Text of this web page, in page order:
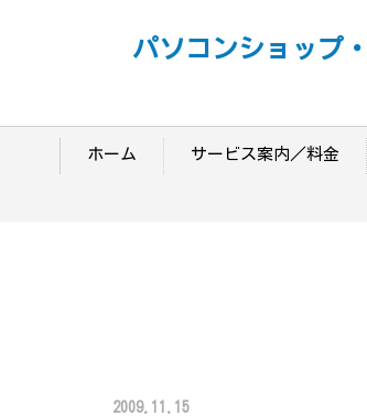
パソコンショップ
ホーム サービス案内／料金
2009.11.15